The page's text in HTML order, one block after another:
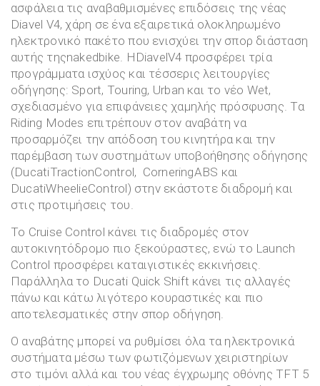
ασφάλεια τις αναβαθμισμένες επιδόσεις της νέας
Diavel V4, χάρη σε ένα εξαιρετικά ολοκληρωμένο
ηλεκτρονικό πακέτο που ενισχύει την σπορ διάσταση
αυτής τηςnakedbike. ΗDiavelV4 προσφέρει τρία
προγράμματα ισχύος και τέσσερις λειτουργίες
οδήγησης: Sport, Touring, Urban και το νέο Wet,
σχεδιασμένο για επιφάνειες χαμηλής πρόσφυσης. Τα
Riding Modes επιτρέπουν στον αναβάτη να
προσαρμόζει την απόδοση του κινητήρα και την
παρέμβαση των συστημάτων υποβοήθησης οδήγησης
(DucatiTractionControl, CorneringABS και
DucatiWheelieControl) στην εκάστοτε διαδρομή και
στις προτιμήσεις του.
Το Cruise Control κάνει τις διαδρομές στον
αυτοκινητόδρομο πιο ξεκούραστες, ενώ το Launch
Control προσφέρει καταιγιστικές εκκινήσεις.
Παράλληλα το Ducati Quick Shift κάνει τις αλλαγές
πάνω και κάτω λιγότερο κουραστικές και πιο
αποτελεσματικές στην σπορ οδήγηση.
Ο αναβάτης μπορεί να ρυθμίσει όλα τα ηλεκτρονικά
συστήματα μέσω των φωτιζόμενων χειριστηρίων
στο τιμόνι αλλά και του νέας έγχρωμης οθόνης TFT 5